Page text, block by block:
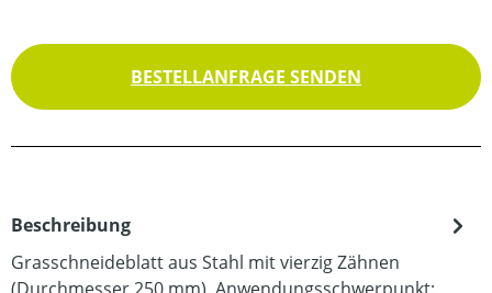
BESTELLANFRAGE SENDEN
Beschreibung
Grasschneideblatt aus Stahl mit vierzig Zähnen